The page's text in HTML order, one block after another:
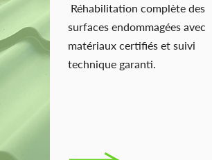
Réhabilitation complète des
surfaces endommagées avec
matériaux certifiés et suivi
technique garanti.